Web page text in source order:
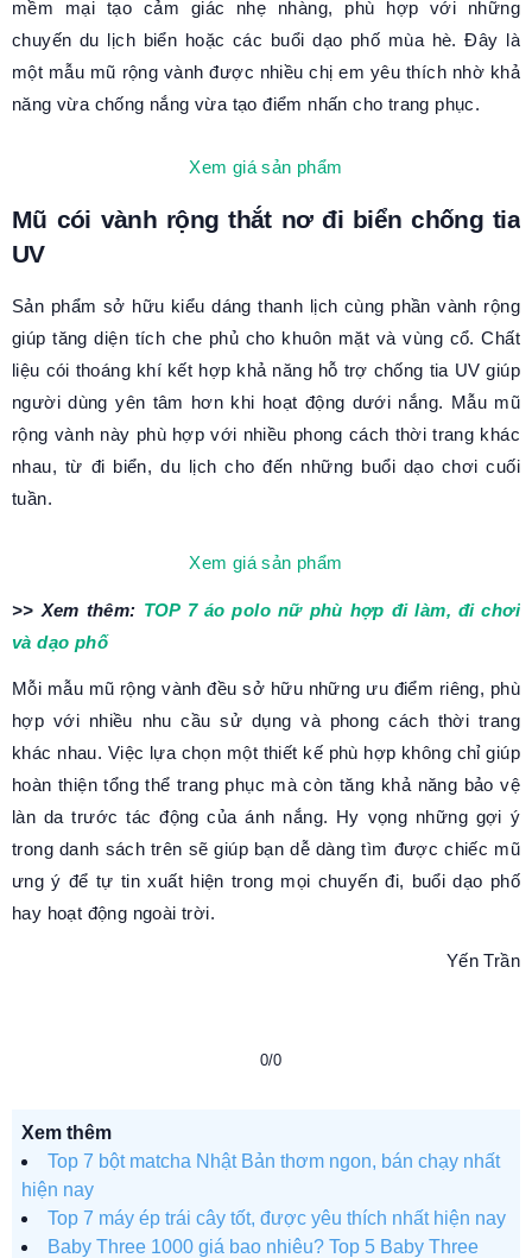
mềm mại tạo cảm giác nhẹ nhàng, phù hợp với những
chuyến du lịch biển hoặc các buổi dạo phố mùa hè. Đây là
một mẫu mũ rộng vành được nhiều chị em yêu thích nhờ khả
năng vừa chống nắng vừa tạo điểm nhấn cho trang phục.
Xem giá sản phẩm
Mũ cói vành rộng thắt nơ đi biển chống tia
UV
Sản phẩm sở hữu kiểu dáng thanh lịch cùng phần vành rộng
giúp tăng diện tích che phủ cho khuôn mặt và vùng cổ. Chất
liệu cói thoáng khí kết hợp khả năng hỗ trợ chống tia UV giúp
người dùng yên tâm hơn khi hoạt động dưới nắng. Mẫu mũ
rộng vành này phù hợp với nhiều phong cách thời trang khác
nhau, từ đi biển, du lịch cho đến những buổi dạo chơi cuối
tuần.
Xem giá sản phẩm
>> Xem thêm: TOP 7 áo polo nữ phù hợp đi làm, đi chơi
và dạo phố
Mỗi mẫu mũ rộng vành đều sở hữu những ưu điểm riêng, phù
hợp với nhiều nhu cầu sử dụng và phong cách thời trang
khác nhau. Việc lựa chọn một thiết kế phù hợp không chỉ giúp
hoàn thiện tổng thể trang phục mà còn tăng khả năng bảo vệ
làn da trước tác động của ánh nắng. Hy vọng những gợi ý
trong danh sách trên sẽ giúp bạn dễ dàng tìm được chiếc mũ
ưng ý để tự tin xuất hiện trong mọi chuyến đi, buổi dạo phố
hay hoạt động ngoài trời.
Yến Trần
0/0
Xem thêm
Top 7 bột matcha Nhật Bản thơm ngon, bán chạy nhất
hiện nay
Top 7 máy ép trái cây tốt, được yêu thích nhất hiện nay
Baby Three 1000 giá bao nhiêu? Top 5 Baby Three